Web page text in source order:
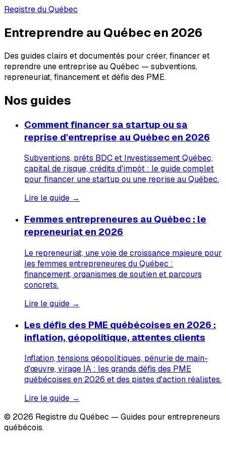
Registre du Québec
Entreprendre au Québec en 2026
Des guides clairs et documentés pour créer, financer et
reprendre une entreprise au Québec — subventions,
repreneuriat, financement et défis des PME.
Nos guides
Comment financer sa startup ou sa
reprise d'entreprise au Québec en 2026
Subventions, prêts BDC et Investissement Québec,
capital de risque, crédits d'impôt : le guide complet
pour financer une startup ou une reprise au Québec.
Lire le guide →
Femmes entrepreneures au Québec : le
repreneuriat en 2026
Le repreneuriat, une voie de croissance majeure pour
les femmes entrepreneures du Québec :
financement, organismes de soutien et parcours
concrets.
Lire le guide →
Les défis des PME québécoises en 2026 :
inflation, géopolitique, attentes clients
Inflation, tensions géopolitiques, pénurie de main-
d'œuvre, virage IA : les grands défis des PME
québécoises en 2026 et des pistes d'action réalistes.
Lire le guide →
© 2026 Registre du Québec — Guides pour entrepreneurs
québécois.